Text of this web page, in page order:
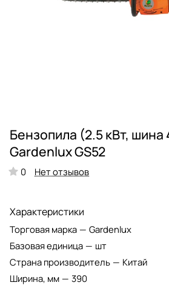
Бензопила (2.5 кВт,
Gardenlux GS52
0 Нет отзывов
Характеристики
Торговая марка — Gardenlux
Базовая единица — шт
Страна производитель — Китай
Ширина, мм — 390